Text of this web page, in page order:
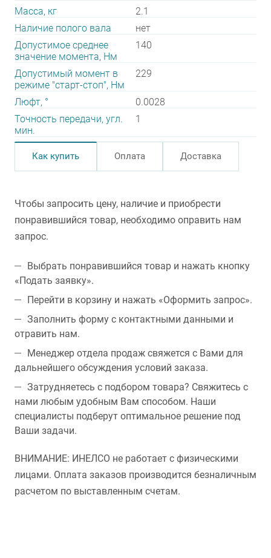
Масса, кг
2.1
Наличие полого вала
нет
Допустимое среднее
значение момента, Нм
140
Допустимый момент в
режиме "старт-стоп", Нм
229
Люфт, °
0.0028
Точность передачи, угл.
мин.
1
Как купить Оплата Доставка
Чтобы запросить цену, наличие и приобрести
понравившийся товар, необходимо оправить нам
запрос.
Выбрать понравившийся товар и нажать кнопку
«Подать заявку».
Перейти в корзину и нажать «Оформить запрос».
Заполнить форму с контактными данными и
отравить нам.
Менеджер отдела продаж свяжется с Вами для
дальнейшего обсуждения условий заказа.
Затрудняетесь с подбором товара? Свяжитесь с
нами любым удобным Вам способом. Наши
специалисты подберут оптимальное решение под
Ваши задачи.
ВНИМАНИЕ: ИНЕЛСО не работает с физическими
лицами. Оплата заказов производится безналичным
расчетом по выставленным счетам.